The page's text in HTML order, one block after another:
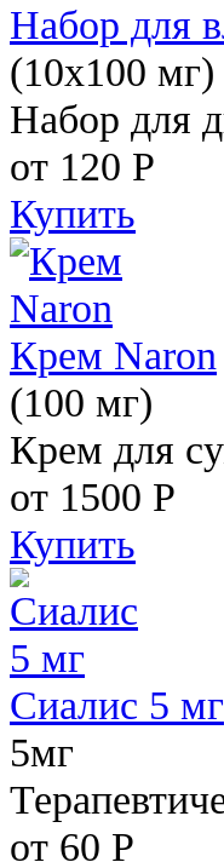
Набор для
(10х100 мг)
Набор для
от 120 Р
Купить
Крем Naron
(100 мг)
Крем для
от 1500 Р
Купить
Сиалис 5 мг
5мг
от 60 Р